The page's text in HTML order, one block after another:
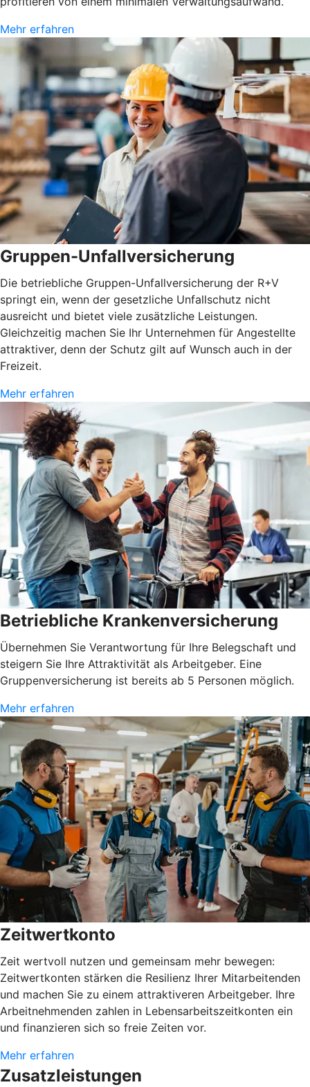
Mehr erfahren
Gruppen-Unfallversicherung
Die betriebliche Gruppen-Unfallversicherung der R+V
springt ein, wenn der gesetzliche Unfallschutz nicht
ausreicht und bietet viele zusätzliche Leistungen.
Gleichzeitig machen Sie Ihr Unternehmen für Angestellte
attraktiver, denn der Schutz gilt auf Wunsch auch in der
Freizeit.
Mehr erfahren
Betriebliche Krankenversicherung
Übernehmen Sie Verantwortung für Ihre Belegschaft und
steigern Sie Ihre Attraktivität als Arbeitgeber. Eine
Gruppenversicherung ist bereits ab 5 Personen möglich.
Mehr erfahren
Zeitwertkonto
Zeit wertvoll nutzen und gemeinsam mehr bewegen:
Zeitwertkonten stärken die Resilienz Ihrer Mitarbeitenden
und machen Sie zu einem attraktiveren Arbeitgeber. Ihre
Arbeitnehmenden zahlen in Lebensarbeitszeitkonten ein
und finanzieren sich so freie Zeiten vor.
Mehr erfahren
Zusatzleistungen